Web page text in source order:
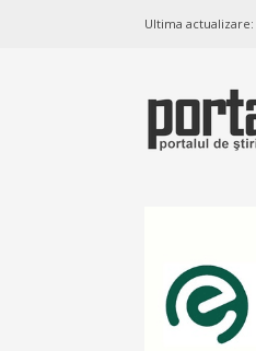
Ultima actualizare: